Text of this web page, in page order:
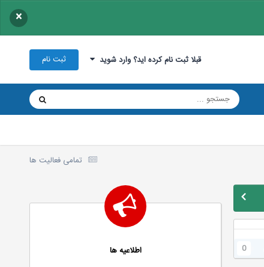
×
قبلا ثبت نام کرده اید؟ وارد شوید ثبت نام
تمامی فعالیت ها
0 اطلاعیه ها